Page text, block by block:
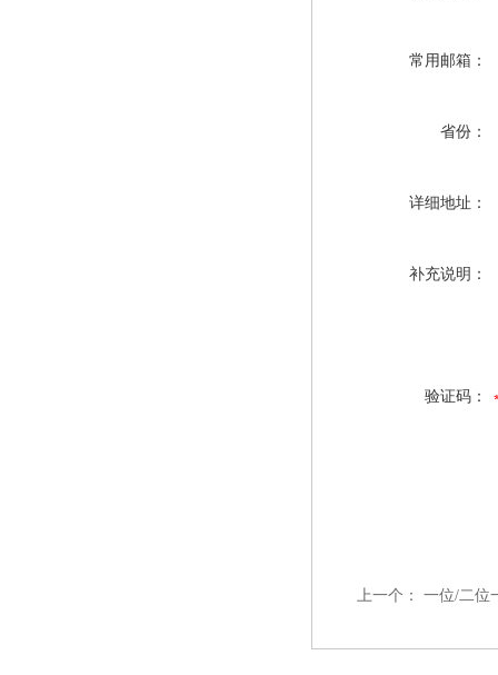
常用邮箱：
省份：
详细地址：
补充说明：
验证码：
上一个： 一位/二位